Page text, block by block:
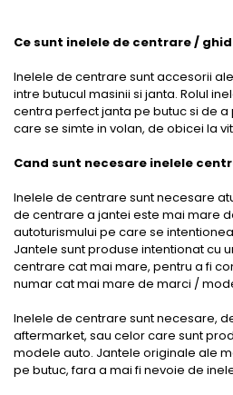
Ce sunt inelele de centrare /
Inelele de centrare sunt accesorii
intre butucul masinii si janta. Rolul
centra perfect janta pe butuc si de a
care se simte in volan, de obicei la
Cand sunt necesare inelele
Inelele de centrare sunt necesare
de centrare a jantei este mai mare
autoturismului pe care se
Jantele sunt produse intentionat cu
centrare cat mai mare, pentru a fi
numar cat mai mare de marci /
Inelele de centrare sunt necesare,
aftermarket, sau celor care sunt
modele auto. Jantele originale ale
pe butuc, fara a mai fi nevoie de